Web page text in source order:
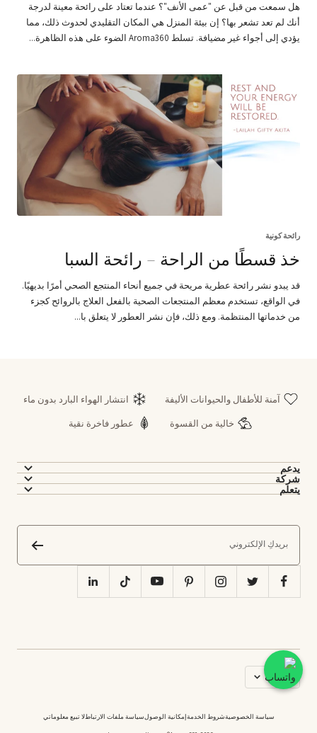
هل سمعت من قبل عن "عمى الأنف"؟ عندما تعتاد على رائحة معينة لدرجة
أنك لم تعد تشعر بها؟ إن بيئة المنزل هي المكان التقليدي لحدوث ذلك، مما
يؤدي إلى أجواء غير مضيافة. تسلط Aroma360 الضوء على هذه الظاهرة...
رائحة كونية
خذ قسطًا من الراحة – رائحة السبا
قد يبدو نشر رائحة عطرية مريحة في جميع أنحاء المنتجع الصحي أمرًا بديهيًا.
في الواقع، تستخدم معظم المنتجعات الصحية بالفعل العلاج بالروائح كجزء
من خدماتها المنتظمة. ومع ذلك، فإن نشر العطور لا يتعلق با...
آمنة للأطفال والحيوانات الأليفة
انتشار الهواء البارد بدون ماء
خالية من القسوة
عطور فاخرة نقية
بريدكِ الإلكتروني
يدعم
شركة
يتعلم
اللغهالعربية
سياسة الخصوصيةشروط الخدمة إمكانية الوصولسياسة ملفات الارتباطلا تبيع معلوماتي